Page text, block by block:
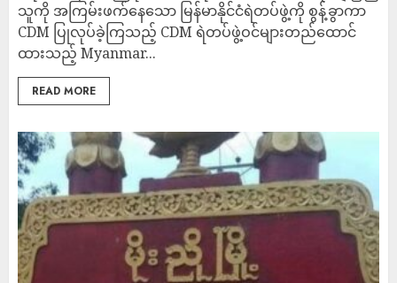
သူကို အကြမ်းဖက်နေသော မြန်မာနိုင်ငံရဲတပ်ဖွဲ့ကို စွန့်ခွာကာ
CDM ပြုလုပ်ခဲ့ကြသည့် CDM ရဲတပ်ဖွဲ့ဝင်များတည်ထောင်
ထားသည့် Myanmar...
READ MORE